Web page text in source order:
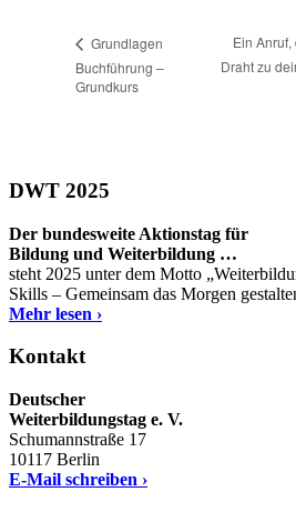
Grundlagen
Buchführung –
Grundkurs
Ein
Draht zu
DWT 2025
Der bundesweite Aktionstag für
Bildung und Weiterbildung …
steht 2025 unter dem Motto
Skills – Gemeinsam das Morgen
Mehr lesen ›
Kontakt
Deutscher
Weiterbildungstag e. V.
Schumannstraße 17
10117 Berlin
E-Mail schreiben ›